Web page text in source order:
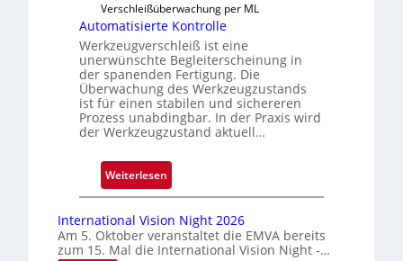
s
i
g
e
D
r
u
m
r
k
Verschleißüberwachung per ML
Automatisierte Kontrolle
Werkzeugverschleiß ist eine
unerwünschte Begleiterscheinung in
der spanenden Fertigung. Die
Überwachung des Werkzeugzustands
ist für einen stabilen und sichereren
Prozess unabdingbar. In der Praxis wird
der Werkzeugzustand aktuell…
Weiterlesen
A
t
o
International Vision Night 2026
Am 5. Oktober veranstaltet die EMVA bereits
zum 15. Mal die International Vision Night -…